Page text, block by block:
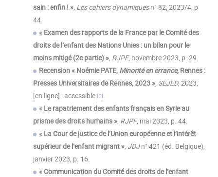
sain : enfin ! », Les cahiers dynamiquesn° 82, 2023/4, p
44.
« Examen des rapports de la France par le Comité des
droits de l’enfant des Nations Unies : un bilan pour le
moins mitigé (2e partie) », RJPF, novembre 2023, p. 29.
Recension « Noémie PATE, Minorité en errance, Rennes :
Presses Universitaires de Rennes, 2023 », SEJED, 2023,
[en ligne] : accessible ici.
« Le rapatriement des enfants français en Syrie au
prisme des droits humains », RJPF, mai 2023, p. 44.
« La Cour de justice de l’Union européenne et l’intérêt
supérieur de l’enfant migrant », JDJn° 421 (éd. Belgique),
janvier 2023, p. 16.
« Communication du Comité des droits de l’enfant